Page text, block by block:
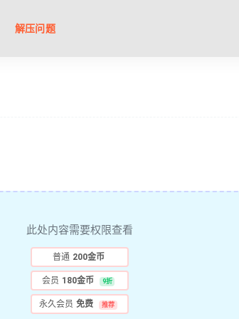
解压问题
此处内容需要权限查看
普通 200金币
会员 180金币 9折
永久会员 免费 推荐